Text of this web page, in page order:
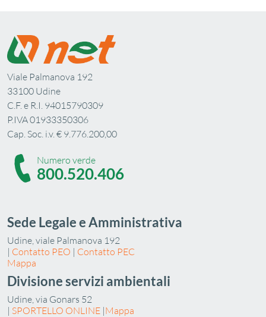
Viale Palmanova 192
33100 Udine
C.F. e R.I. 94015790309
P.IVA 01933350306
Cap. Soc. i.v. € 9.776.200,00
Numero verde
800.520.406
Sede Legale e Amministrativa
Udine, viale Palmanova 192
| Contatto PEO | Contatto PEC
Mappa
Divisione servizi ambientali
Udine, via Gonars 52
| SPORTELLO ONLINE |Mappa